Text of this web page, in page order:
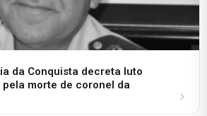
da Conquista decreta luto
morte de coronel da